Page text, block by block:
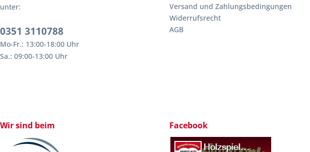
unter:
0351 3110788
Mo-Fr.: 13:00-18:00 Uhr
Sa.: 09:00-13:00 Uhr
Versand und Zahlungsbedingungen
Widerrufsrecht
AGB
Wir sind beim Facebook